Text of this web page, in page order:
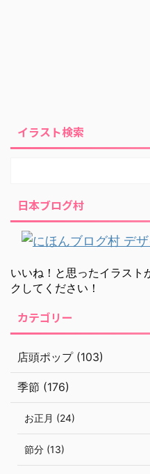
イラスト検索
日本ブログ村
いいね！と思ったイラスト
クしてください！
カテゴリー
店頭ポップ (103)
季節 (176)
お正月 (24)
節分 (13)